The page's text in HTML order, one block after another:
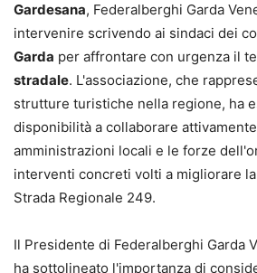
Gardesana, Federalberghi Garda
intervenire scrivendo ai sindaci dei
Garda per affrontare con urgenza il
stradale. L'associazione, che
strutture turistiche nella regione, ha
disponibilità a collaborare
amministrazioni locali e le forze
interventi concreti volti a migliorare
Strada Regionale 249.
Il Presidente di Federalberghi Garda
ha sottolineato l'importanza di